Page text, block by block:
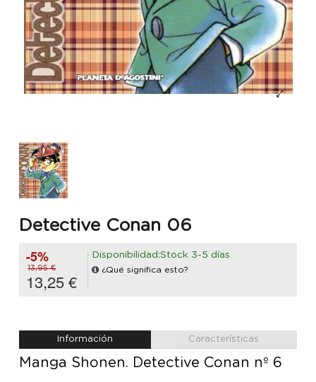
Detective Conan 06
-5%
13,95 €
13,25 €
Disponibilidad:Stock 3-5 días
¿Qué significa esto?
Información Características
Manga Shonen. Detective Conan nº 6